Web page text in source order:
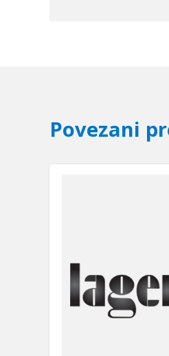
Povezani